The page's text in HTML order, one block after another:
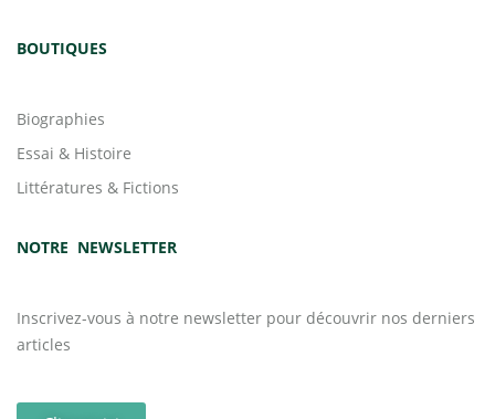
BOUTIQUES
Biographies
Essai & Histoire
Littératures & Fictions
NOTRE NEWSLETTER
Inscrivez-vous à notre newsletter pour découvrir nos derniers
articles